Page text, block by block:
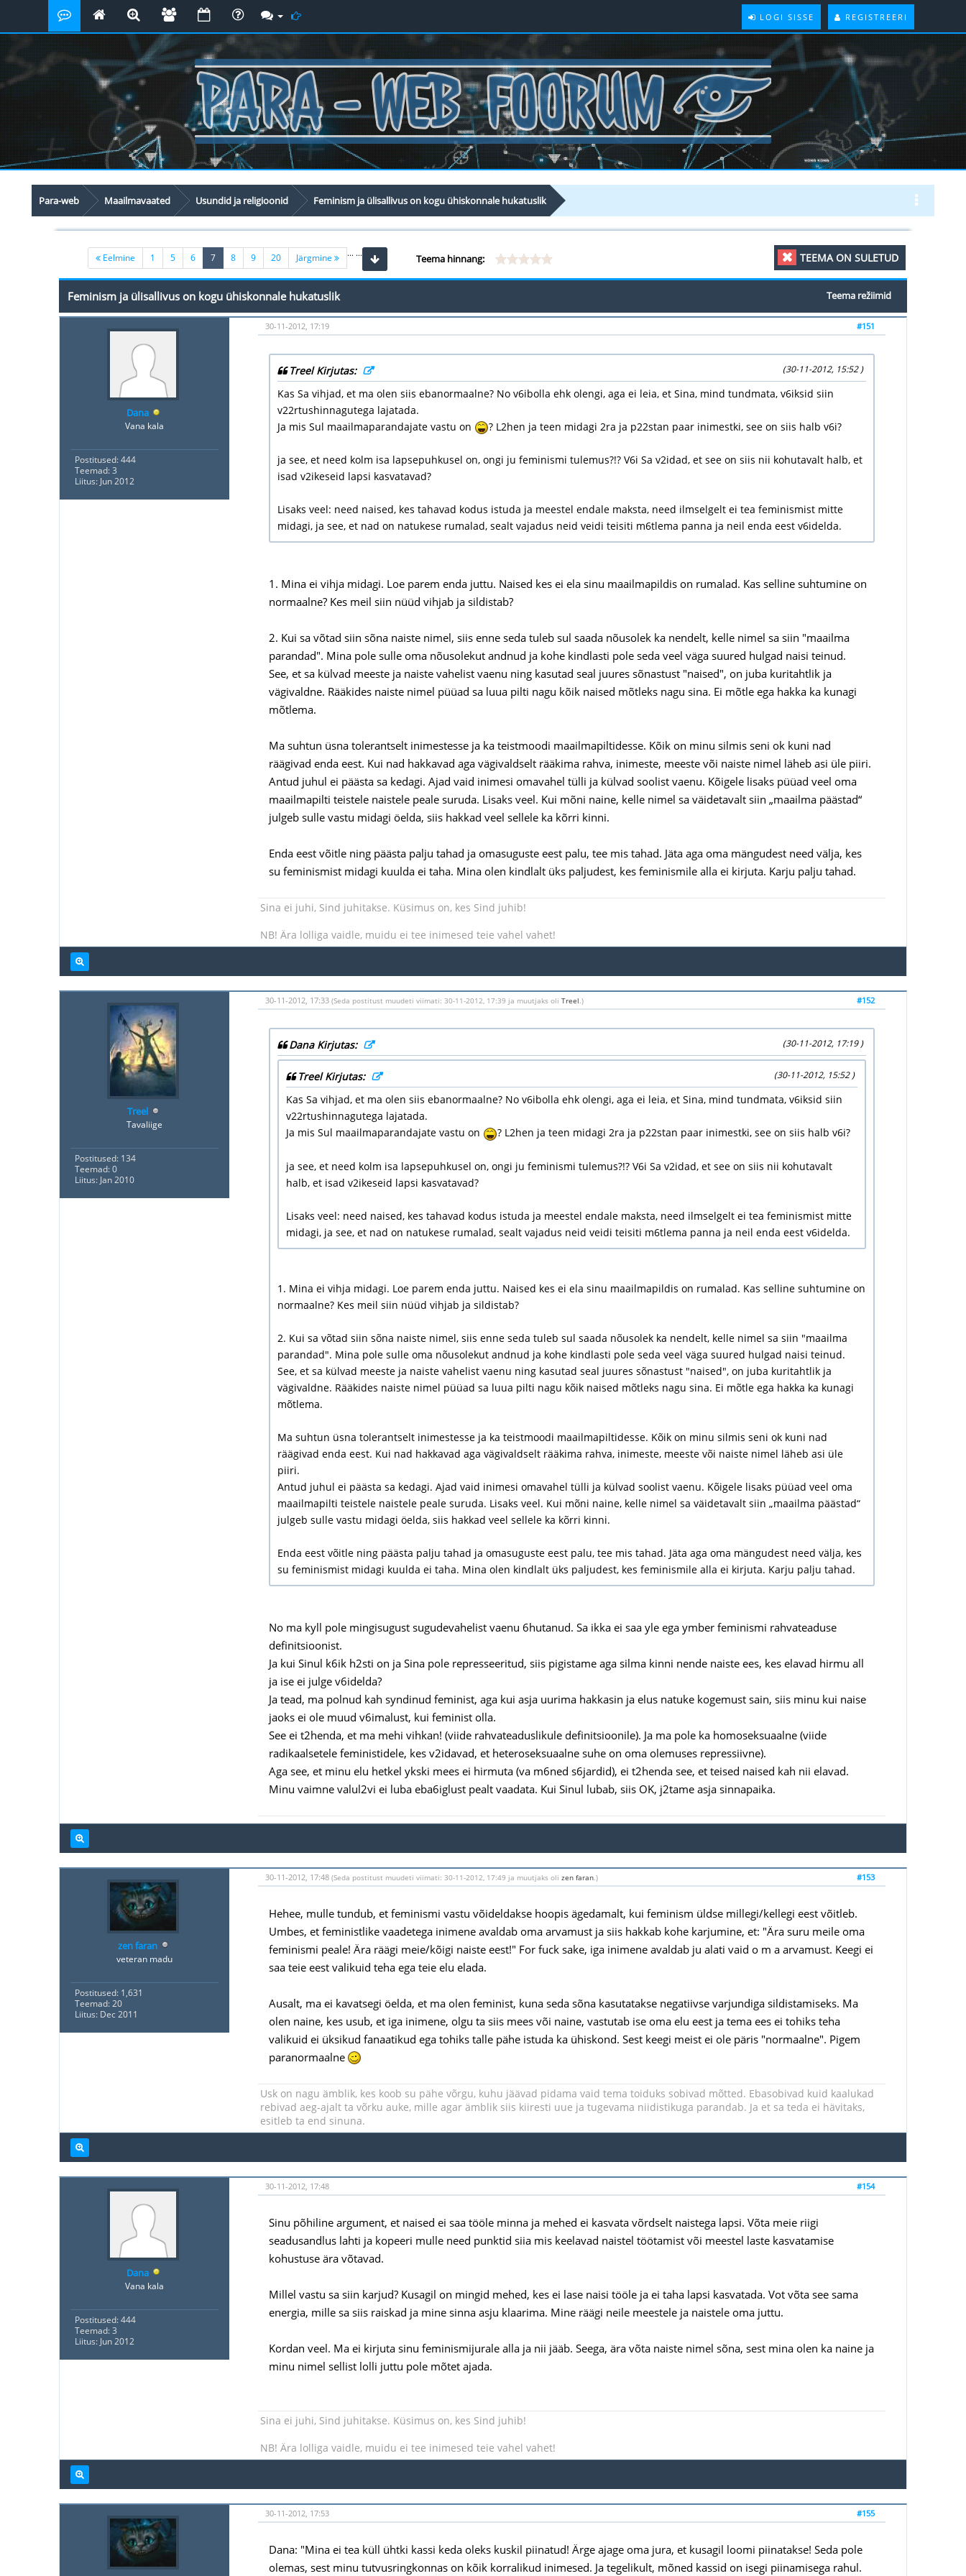
LOGI SISSE REGISTREERI
Para-web Maailmavaated Usundid ja religioonid Feminism ja ülisallivus on kogu ühiskonnale hukatuslik
Eelmine 1 ...
5 6 7(current)
8 9 ...
20 Järgmine TEEMA ON SULETUD
Teema hinnang:
Teema režiimid
Feminism ja ülisallivus on kogu ühiskonnale hukatuslik
Dana
Vana kala
Postitused: 444
Teemad: 3
Liitus: Jun 2012
#151
30-11-2012, 17:19
(30-11-2012, 15:52 )
Treel Kirjutas:
Kas Sa vihjad, et ma olen siis ebanormaalne? No v6ibolla ehk olengi, aga ei leia, et Sina, mind tundmata, v6iksid siin
v22rtushinnagutega lajatada.
Ja mis Sul maailmaparandajate vastu on
? L2hen ja teen midagi 2ra ja p22stan paar inimestki, see on siis halb v6i?
ja see, et need kolm isa lapsepuhkusel on, ongi ju feminismi tulemus?!? V6i Sa v2idad, et see on siis nii kohutavalt halb, et
isad v2ikeseid lapsi kasvatavad?
Lisaks veel: need naised, kes tahavad kodus istuda ja meestel endale maksta, need ilmselgelt ei tea feminismist mitte
midagi, ja see, et nad on natukese rumalad, sealt vajadus neid veidi teisiti m6tlema panna ja neil enda eest v6idelda.
1. Mina ei vihja midagi. Loe parem enda juttu. Naised kes ei ela sinu maailmapildis on rumalad. Kas selline suhtumine on
normaalne? Kes meil siin nüüd vihjab ja sildistab?
2. Kui sa võtad siin sõna naiste nimel, siis enne seda tuleb sul saada nõusolek ka nendelt, kelle nimel sa siin "maailma
parandad". Mina pole sulle oma nõusolekut andnud ja kohe kindlasti pole seda veel väga suured hulgad naisi teinud.
See, et sa külvad meeste ja naiste vahelist vaenu ning kasutad seal juures sõnastust "naised", on juba kuritahtlik ja
vägivaldne. Rääkides naiste nimel püüad sa luua pilti nagu kõik naised mõtleks nagu sina. Ei mõtle ega hakka ka kunagi
mõtlema.
Ma suhtun üsna tolerantselt inimestesse ja ka teistmoodi maailmapiltidesse. Kõik on minu silmis seni ok kuni nad
räägivad enda eest. Kui nad hakkavad aga vägivaldselt rääkima rahva, inimeste, meeste või naiste nimel läheb asi üle piiri.
Antud juhul ei päästa sa kedagi. Ajad vaid inimesi omavahel tülli ja külvad soolist vaenu. Kõigele lisaks püüad veel oma
maailmapilti teistele naistele peale suruda. Lisaks veel. Kui mõni naine, kelle nimel sa väidetavalt siin „maailma päästad“
julgeb sulle vastu midagi öelda, siis hakkad veel sellele ka kõrri kinni.
Enda eest võitle ning päästa palju tahad ja omasuguste eest palu, tee mis tahad. Jäta aga oma mängudest need välja, kes
su feminismist midagi kuulda ei taha. Mina olen kindlalt üks paljudest, kes feminismile alla ei kirjuta. Karju palju tahad.
Sina ei juhi, Sind juhitakse. Küsimus on, kes Sind juhib!
NB! Ära lolliga vaidle, muidu ei tee inimesed teie vahel vahet!
Treel
Tavaliige
Postitused: 134
Teemad: 0
Liitus: Jan 2010
#152
30-11-2012, 17:33 (Seda postitust muudeti viimati: 30-11-2012, 17:39 ja muutjaks oli Treel.)
(30-11-2012, 17:19 )
Dana Kirjutas:
(30-11-2012, 15:52 )
Treel Kirjutas:
Kas Sa vihjad, et ma olen siis ebanormaalne? No v6ibolla ehk olengi, aga ei leia, et Sina, mind tundmata, v6iksid siin
v22rtushinnagutega lajatada.
Ja mis Sul maailmaparandajate vastu on
? L2hen ja teen midagi 2ra ja p22stan paar inimestki, see on siis halb v6i?
ja see, et need kolm isa lapsepuhkusel on, ongi ju feminismi tulemus?!? V6i Sa v2idad, et see on siis nii kohutavalt
halb, et isad v2ikeseid lapsi kasvatavad?
Lisaks veel: need naised, kes tahavad kodus istuda ja meestel endale maksta, need ilmselgelt ei tea feminismist mitte
midagi, ja see, et nad on natukese rumalad, sealt vajadus neid veidi teisiti m6tlema panna ja neil enda eest v6idelda.
1. Mina ei vihja midagi. Loe parem enda juttu. Naised kes ei ela sinu maailmapildis on rumalad. Kas selline suhtumine on
normaalne? Kes meil siin nüüd vihjab ja sildistab?
2. Kui sa võtad siin sõna naiste nimel, siis enne seda tuleb sul saada nõusolek ka nendelt, kelle nimel sa siin "maailma
parandad". Mina pole sulle oma nõusolekut andnud ja kohe kindlasti pole seda veel väga suured hulgad naisi teinud.
See, et sa külvad meeste ja naiste vahelist vaenu ning kasutad seal juures sõnastust "naised", on juba kuritahtlik ja
vägivaldne. Rääkides naiste nimel püüad sa luua pilti nagu kõik naised mõtleks nagu sina. Ei mõtle ega hakka ka kunagi
mõtlema.
Ma suhtun üsna tolerantselt inimestesse ja ka teistmoodi maailmapiltidesse. Kõik on minu silmis seni ok kuni nad
räägivad enda eest. Kui nad hakkavad aga vägivaldselt rääkima rahva, inimeste, meeste või naiste nimel läheb asi üle
piiri.
Antud juhul ei päästa sa kedagi. Ajad vaid inimesi omavahel tülli ja külvad soolist vaenu. Kõigele lisaks püüad veel oma
maailmapilti teistele naistele peale suruda. Lisaks veel. Kui mõni naine, kelle nimel sa väidetavalt siin „maailma päästad“
julgeb sulle vastu midagi öelda, siis hakkad veel sellele ka kõrri kinni.
Enda eest võitle ning päästa palju tahad ja omasuguste eest palu, tee mis tahad. Jäta aga oma mängudest need välja, kes
su feminismist midagi kuulda ei taha. Mina olen kindlalt üks paljudest, kes feminismile alla ei kirjuta. Karju palju tahad.
No ma kyll pole mingisugust sugudevahelist vaenu 6hutanud. Sa ikka ei saa yle ega ymber feminismi rahvateaduse
definitsioonist.
Ja kui Sinul k6ik h2sti on ja Sina pole represseeritud, siis pigistame aga silma kinni nende naiste ees, kes elavad hirmu all
ja ise ei julge v6idelda?
Ja tead, ma polnud kah syndinud feminist, aga kui asja uurima hakkasin ja elus natuke kogemust sain, siis minu kui naise
jaoks ei ole muud v6imalust, kui feminist olla.
See ei t2henda, et ma mehi vihkan! (viide rahvateaduslikule definitsioonile). Ja ma pole ka homoseksuaalne (viide
radikaalsetele feministidele, kes v2idavad, et heteroseksuaalne suhe on oma olemuses repressiivne).
Aga see, et minu elu hetkel ykski mees ei hirmuta (va m6ned s6jardid), ei t2henda see, et teised naised kah nii elavad.
Minu vaimne valul2vi ei luba eba6iglust pealt vaadata. Kui Sinul lubab, siis OK, j2tame asja sinnapaika.
zen faran
veteran madu
Postitused: 1,631
Teemad: 20
Liitus: Dec 2011
#153
30-11-2012, 17:48 (Seda postitust muudeti viimati: 30-11-2012, 17:49 ja muutjaks oli zen faran.)
Hehee, mulle tundub, et feminismi vastu võideldakse hoopis ägedamalt, kui feminism üldse millegi/kellegi eest võitleb.
Umbes, et feministlike vaadetega inimene avaldab oma arvamust ja siis hakkab kohe karjumine, et: "Ära suru meile oma
feminismi peale! Ära räägi meie/kõigi naiste eest!" For fuck sake, iga inimene avaldab ju alati vaid o m a arvamust. Keegi ei
saa teie eest valikuid teha ega teie elu elada.
Ausalt, ma ei kavatsegi öelda, et ma olen feminist, kuna seda sõna kasutatakse negatiivse varjundiga sildistamiseks. Ma
olen naine, kes usub, et iga inimene, olgu ta siis mees või naine, vastutab ise oma elu eest ja tema ees ei tohiks teha
valikuid ei üksikud fanaatikud ega tohiks talle pähe istuda ka ühiskond. Sest keegi meist ei ole päris "normaalne". Pigem
paranormaalne
Usk on nagu ämblik, kes koob su pähe võrgu, kuhu jäävad pidama vaid tema toiduks sobivad mõtted. Ebasobivad kuid kaalukad
rebivad aeg-ajalt ta võrku auke, mille agar ämblik siis kiiresti uue ja tugevama niidistikuga parandab. Ja et sa teda ei hävitaks,
esitleb ta end sinuna.
Dana
Vana kala
Postitused: 444
Teemad: 3
Liitus: Jun 2012
#154
30-11-2012, 17:48
Sinu põhiline argument, et naised ei saa tööle minna ja mehed ei kasvata võrdselt naistega lapsi. Võta meie riigi
seadusandlus lahti ja kopeeri mulle need punktid siia mis keelavad naistel töötamist või meestel laste kasvatamise
kohustuse ära võtavad.
Millel vastu sa siin karjud? Kusagil on mingid mehed, kes ei lase naisi tööle ja ei taha lapsi kasvatada. Vot võta see sama
energia, mille sa siis raiskad ja mine sinna asju klaarima. Mine räägi neile meestele ja naistele oma juttu.
Kordan veel. Ma ei kirjuta sinu feminismijurale alla ja nii jääb. Seega, ära võta naiste nimel sõna, sest mina olen ka naine ja
minu nimel sellist lolli juttu pole mõtet ajada.
Sina ei juhi, Sind juhitakse. Küsimus on, kes Sind juhib!
NB! Ära lolliga vaidle, muidu ei tee inimesed teie vahel vahet!
#155
30-11-2012, 17:53
Dana: "Mina ei tea küll ühtki kassi keda oleks kuskil piinatud! Ärge ajage oma jura, et kusagil loomi piinatakse! Seda pole
olemas, sest minu tutvusringkonnas on kõik korralikud inimesed. Ja tegelikult, mõned kassid on isegi piinamisega rahul.